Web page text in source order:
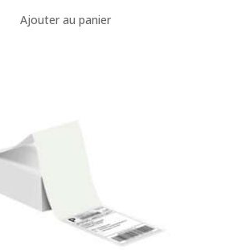
initial
Ajouter au panier